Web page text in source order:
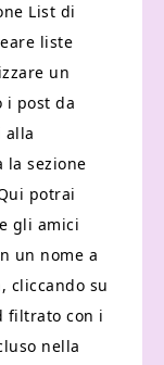
List di
liste
un
i post da
alla
la sezione
potrai
gli amici
un nome a
cliccando su
filtrato con i
nella